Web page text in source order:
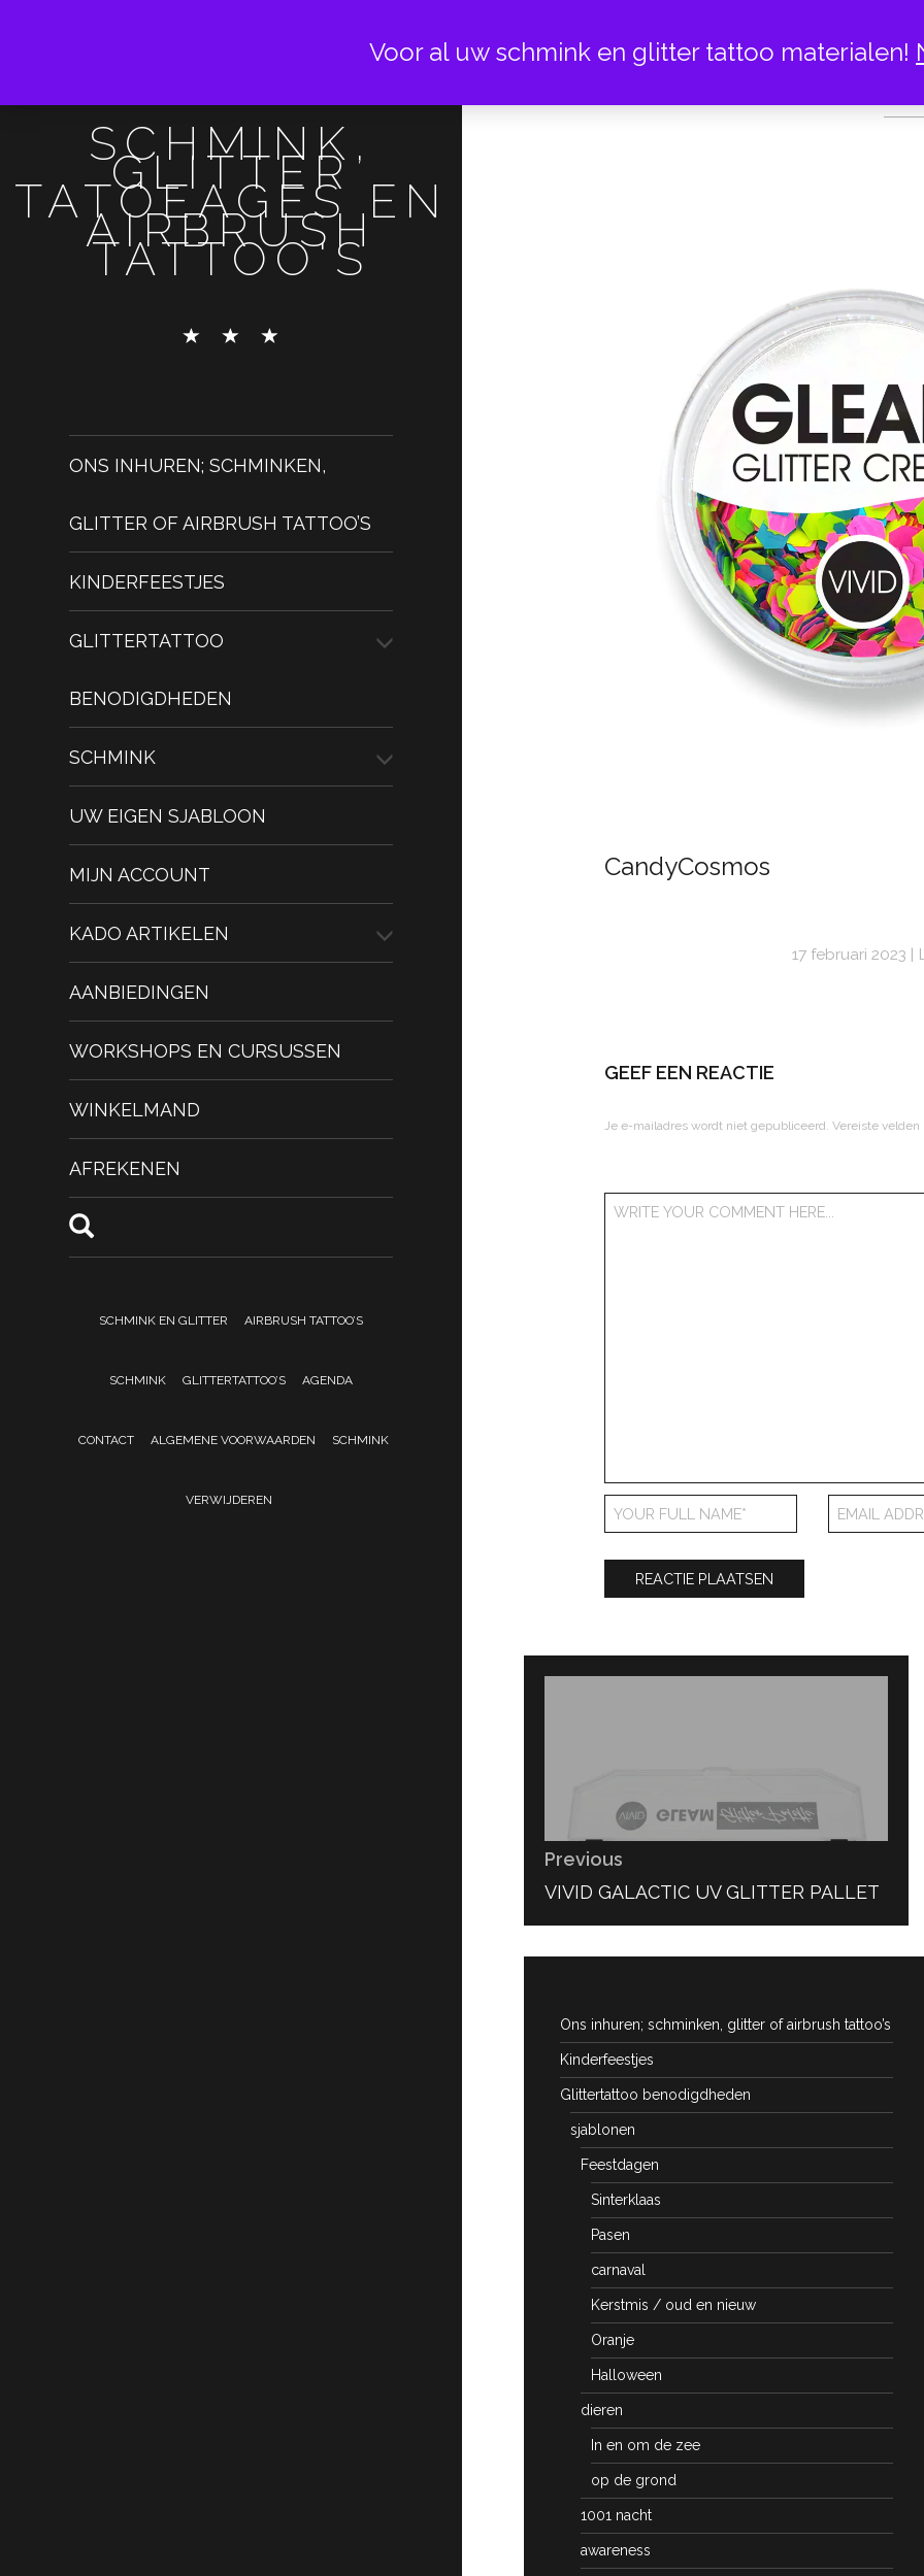
SCHMINK,
GLITTER
TATOEAGES EN
AIRBRUSH
TATTOO'S
ONS INHUREN; SCHMINKEN,
GLITTER OF AIRBRUSH TATTOO’S
KINDERFEESTJES
GLITTERTATTOO
BENODIGDHEDEN
SCHMINK
UW EIGEN SJABLOON
MIJN ACCOUNT
KADO ARTIKELEN
AANBIEDINGEN
WORKSHOPS EN CURSUSSEN
WINKELMAND
AFREKENEN
SCHMINK EN GLITTER AIRBRUSH TATTOO’S
SCHMINK GLITTERTATTOO’S AGENDA
CONTACT ALGEMENE VOORWAARDEN SCHMINK
VERWIJDEREN
CandyCosmos
17 februari 2023
GEEF EEN REACTIE
Je e-mailadres wordt niet gepubliceerd. Vereiste
Bericht
Previous
PREVIOUS
VIVID GALACTIC UV GLITTER PALLET
Ons inhuren; schminken, glitter of airbrush tattoo’s
Kinderfeestjes
Glittertattoo benodigdheden
sjablonen
Feestdagen
Sinterklaas
Pasen
carnaval
Kerstmis / oud en nieuw
Oranje
Halloween
dieren
In en om de zee
op de grond
1001 nacht
awareness
Voor al uw schmink en glitter tattoo materialen!